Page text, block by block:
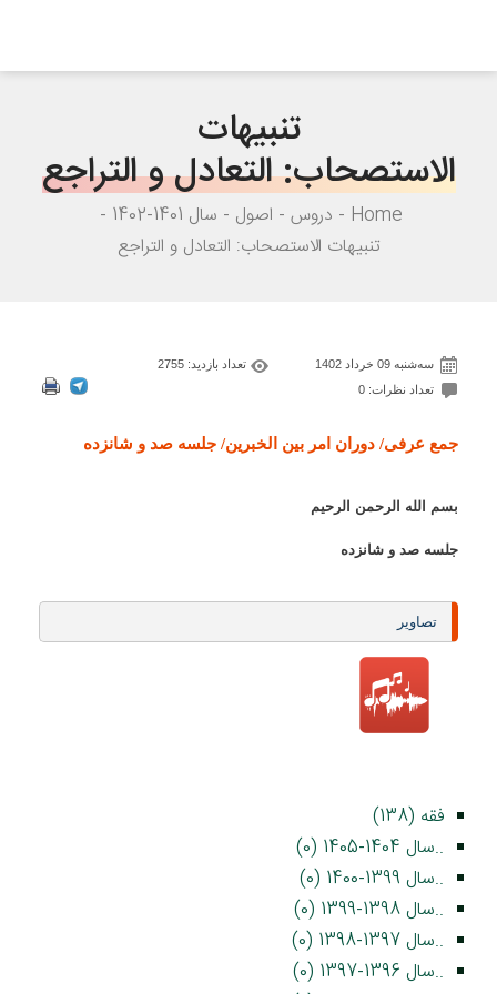
تنبیهات
الاستصحاب: التعادل و التراجع
Home دروس اصول
سال 1401-1402
تنبیهات الاستصحاب: التعادل و التراجع
ﺳﻪشنبه 09 خرداد 1402
تعداد بازدید: 2755
تعداد نظرات: 0
جمع عرفی/ دوران امر بین الخبرین/ جلسه صد و شانزده
بسم الله الرحمن الرحيم
جلسه صد و شانزده
تصاویر
فقه (138)
..سال 1404-1405 (0)
..سال 1399-1400 (0)
..سال 1398-1399 (0)
..سال 1397-1398 (0)
..سال 1396-1397 (0)